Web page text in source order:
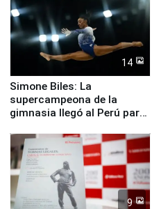
14
Simone Biles: La
supercampeona de la
gimnasia llegó al Perú para
Panamericanos Lima 2027
9